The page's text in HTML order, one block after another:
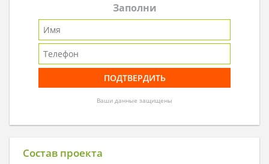
Заполни
Ваши данные защищены
Состав проекта